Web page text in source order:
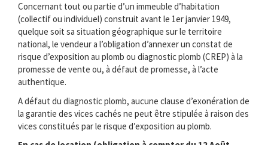
Concernant tout ou partie d’un immeuble d’habitation
(collectif ou individuel) construit avant le 1er janvier 1949,
quelque soit sa situation géographique sur le territoire
national, le vendeur a l’obligation d’annexer un constat de
risque d’exposition au plomb ou diagnostic plomb (CREP) à la
promesse de vente ou, à défaut de promesse, à l’acte
authentique.
A défaut du diagnostic plomb, aucune clause d’exonération de
la garantie des vices cachés ne peut être stipulée à raison des
vices constitués par le risque d’exposition au plomb.